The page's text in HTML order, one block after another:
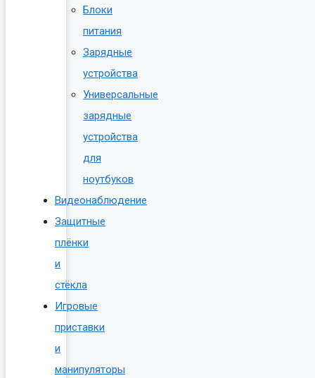
Блоки
питания
Зарядные
устройства
Универсальные
зарядные
устройства
для
ноутбуков
Видеонаблюдение
Защитные
плёнки
и
стёкла
Игровые
приставки
и
манипуляторы